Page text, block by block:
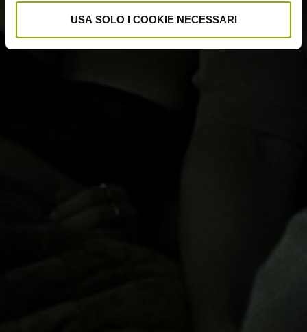
USA SOLO I COOKIE NECESSARI